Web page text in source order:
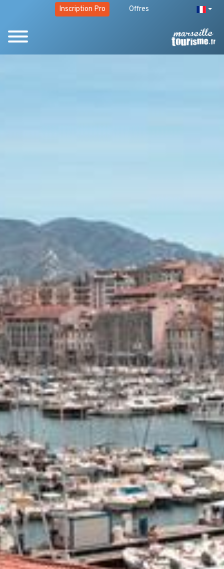
Inscription Pro Offres